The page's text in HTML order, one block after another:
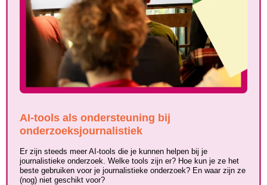
AI-tools als ondersteuning bij
onderzoeksjournalistiek
Er zijn steeds meer AI-tools die je kunnen helpen bij je
journalistieke onderzoek. Welke tools zijn er? Hoe kun je ze het
beste gebruiken voor je journalistieke onderzoek? En waar zijn ze
(nog) niet geschikt voor?